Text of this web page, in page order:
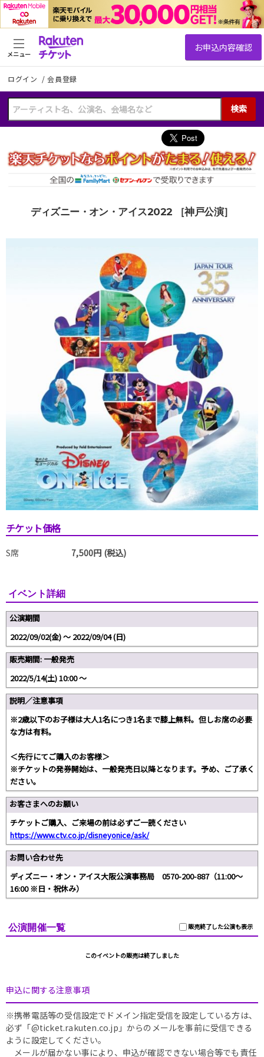
ログイン /会員登録
検索
メニュー
ディズニー・オン・アイス2022 ［神戸公演］
チケット価格
S席 7,500円 (税込)
イベント詳細
公演期間
2022/09/02(金) 〜 2022/09/04 (日)
販売期間: 一般発売
2022/5/14(土) 10:00 〜
説明／注意事項
※2歳以下のお子様は大人1名につき1名まで膝上無料。但しお席の必要
な方は有料。
＜先行にてご購入のお客様＞
※チケットの発券開始は、一般発売日以降となります。予め、ご了承く
ださい。
お客さまへのお願い
チケットご購入、ご来場の前は必ずご一読ください
https://www.ctv.co.jp/disneyonice/ask/
お問い合わせ先
ディズニー・オン・アイス大阪公演事務局 0570-200-887（11:00～
16:00 ※日・祝休み）
販売終了した公演も表示
公演開催一覧
このイベントの販売は終了しました
申込に関する注意事項
※携帯電話等の受信設定でドメイン指定受信を設定している方は、
必ず「@ticket.rakuten.co.jp」からのメールを事前に受信できる
ように設定してください。
メールが届かない事により、申込が確認できない場合等でも責任